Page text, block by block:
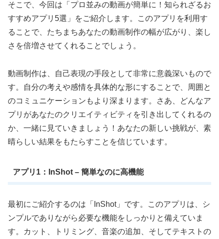
そこで、今回は「プロ並みの動画が簡単に！知られざるお
すすめアプリ5選」をご紹介します。このアプリを利用す
ることで、たちまちあなたの動画制作の幅が広がり、楽し
さを倍増させてくれることでしょう。
動画制作は、自己表現の手段として非常に意義深いもので
す。自分の考えや感情を具体的な形にすることで、周囲と
のコミュニケーションもより深まります。さあ、どんなア
プリがあなたのクリエイティビティを引き出してくれるの
か、一緒に見ていきましょう！あなたの新しい挑戦が、素
晴らしい結果をもたらすことを信じています。
アプリ1：InShot – 簡単なのに高機能
最初にご紹介するのは「InShot」です。このアプリは、シ
ンプルでありながら必要な機能をしっかりと備えていま
す。カット、トリミング、音楽の追加、そしてテキストの